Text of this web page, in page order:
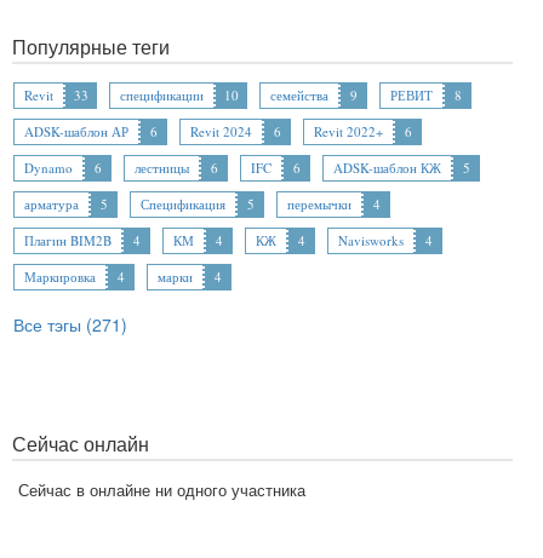
Популярные теги
Revit 33 спецификации 10 семейства 9 РЕВИТ
8
ADSK-шаблон АР
6 Revit 2024 6 Revit 2022+
6
Dynamo
6 лестницы 6 IFC 6 ADSK-шаблон КЖ
5
арматура
5 Спецификация 5 перемычки
4
Плагин BIM2B
4 КМ 4 КЖ 4 Navisworks
4
Маркировка
4 марки 4
Все тэгы (271)
Сейчас онлайн
Сейчас в онлайне ни одного участника